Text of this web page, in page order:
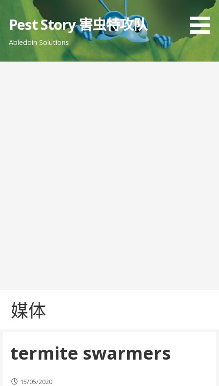
Pest Story 害虫特攻队
Ableddin Solutions
媒体
termite swarmers
15/05/2020